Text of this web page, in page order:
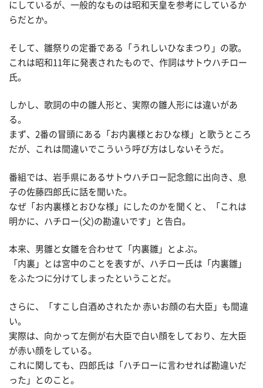
にしているが、一般的なものは昭和天皇を参考にしているか
らだとか。
そして、雛祭りの定番である「うれしいひなまつり」の歌。
これは昭和11年に発表されたもので、作詞はサトウハチロー
氏。
しかし、歌詞の中の雛人形と、実際の雛人形には違いがあ
る。
まず、2番の冒頭にある「お内裏様とおひな様」と歌うところ
だが、これは間違いでこういう呼び方はしないそうだ。
番組では、岩手県にあるサトウハチロー記念館に出向き、息
子の佐藤四郎氏に話を聞いた。
なぜ「お内裏様とおひな様」にしたのかを聞くと、「これは
明かに、ハチロー(父)の勘違いです」と告白。
本来、男雛と女雛を合わせて「内裏雛」とよぶ。
「内裏」とは宮中のことを表すが、ハチロー氏は「内裏雛」
をふたつに分けてしまったということだ。
さらに、「すこし白酒めされたか 赤いお顔の右大臣」も間違
い。
実際は、向かって左側が右大臣で白い顔をしており、左大臣
が赤い顔をしている。
これに関しても、四郎氏は「ハチローに言わせれば勘違いだ
った」とのこと。